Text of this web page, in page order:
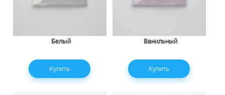
Белый
Купить
Ванильный
Купить